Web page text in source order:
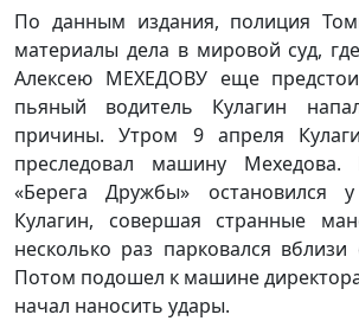
По данным издания, полиция
материалы дела в мировой суд,
Алексею МЕХЕДОВУ еще
пьяный водитель Кулагин
причины. Утром 9 апреля
преследовал машину Мехедова.
«Берега Дружбы» остановился
Кулагин, совершая странные
несколько раз парковался вблизи
Потом подошел к машине
начал наносить удары.